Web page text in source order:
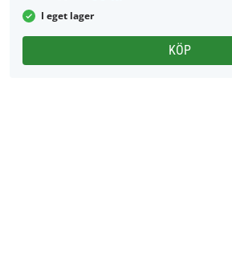
I eget lager
KÖP